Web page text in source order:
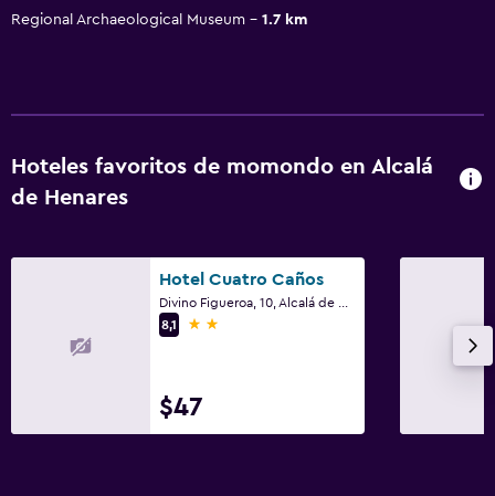
Regional Archaeological Museum
1.7 km
Hoteles favoritos de momondo en Alcalá
de Henares
Hotel Cuatro Caños
8,1
2 estrellas
$47